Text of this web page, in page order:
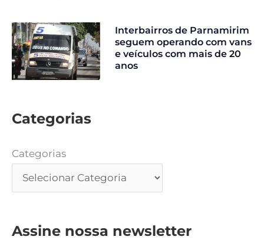
Interbairros de Parnamirim
seguem operando com vans
e veículos com mais de 20
anos
Categorias
Categorias
Assine nossa newsletter